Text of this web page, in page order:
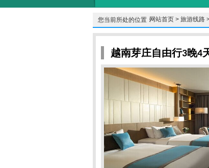
您当前所处的位置：网站首页 > 旅游线路
越南芽庄自由行3晚4